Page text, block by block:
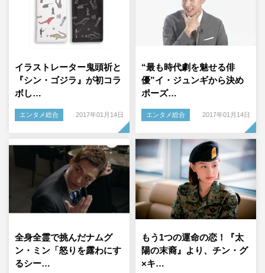
イラストレーター鬼頭祈と
『シン・ゴジラ』が初コラ
ボし…
エンタメ総合 2017年01月14日
“最も時代劇を魅せる俳
優”イ・ジュンギから決め
ポーズ…
エンタメ総合 2017年01月14日
全身全霊で挑んだナムグ
ン・ミン「怒りを露わにす
るシー…
もう1つの運命の恋！『太
陽の末裔』より、チン・グ
×キ…